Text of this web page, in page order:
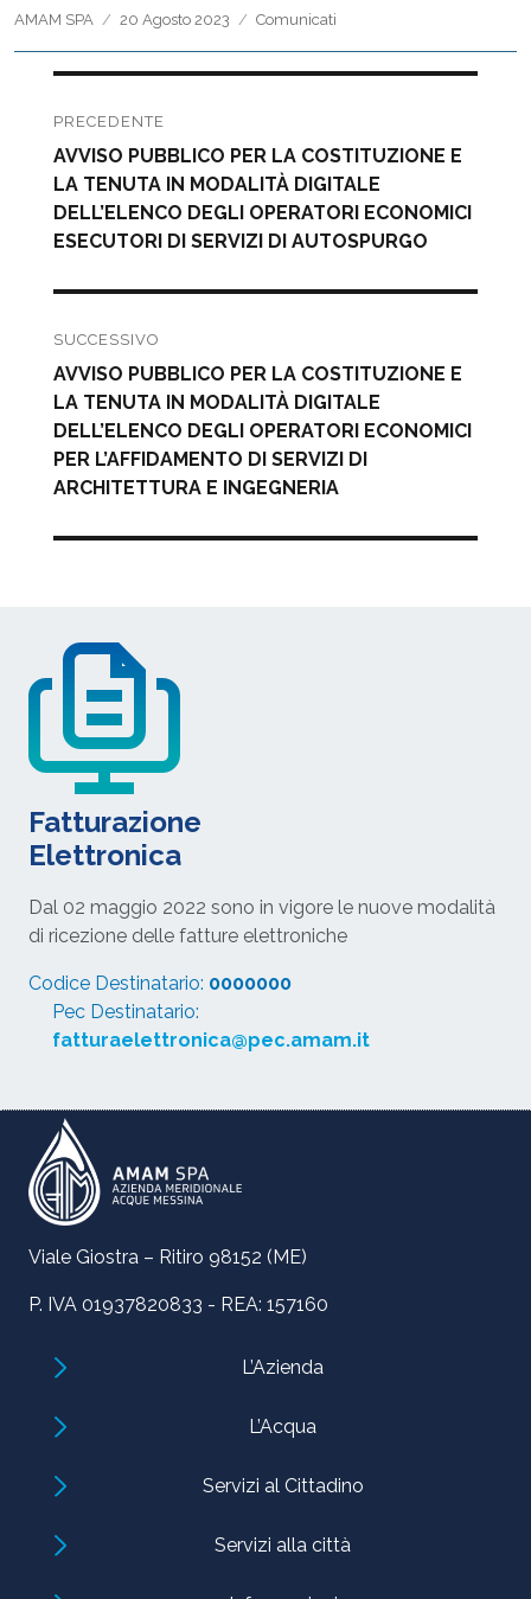
Autore
AMAM SPA
Pubblicato
20 Agosto 2023 Categorie
Comunicati
articoli
PRECEDENTE
Articolo
precedente:
AVVISO PUBBLICO PER LA COSTITUZIONE E
LA TENUTA IN MODALITÀ DIGITALE
DELL’ELENCO DEGLI OPERATORI ECONOMICI
ESECUTORI DI SERVIZI DI AUTOSPURGO
SUCCESSIVO
Articolo
successivo:
AVVISO PUBBLICO PER LA COSTITUZIONE E
LA TENUTA IN MODALITÀ DIGITALE
DELL’ELENCO DEGLI OPERATORI ECONOMICI
PER L’AFFIDAMENTO DI SERVIZI DI
ARCHITETTURA E INGEGNERIA
Fatturazione
Elettronica
Dal 02 maggio 2022 sono in vigore le nuove modalità
di ricezione delle fatture elettroniche
Codice Destinatario: 0000000
Pec Destinatario:
fatturaelettronica@pec.amam.it
Viale Giostra – Ritiro 98152 (ME)
P. IVA 01937820833 - REA: 157160
L’Azienda
L’Acqua
Servizi al Cittadino
Servizi alla città